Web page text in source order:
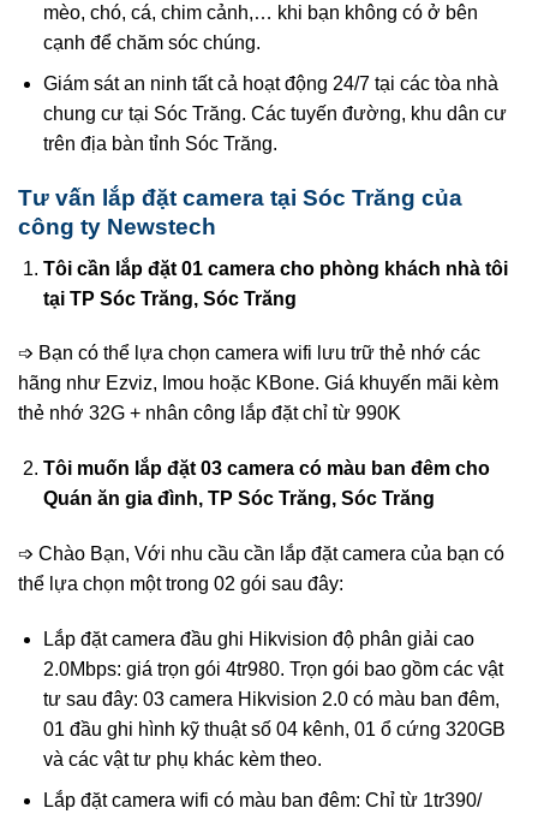
mèo, chó, cá, chim cảnh,… khi bạn không có ở bên
cạnh để chăm sóc chúng.
Giám sát an ninh tất cả hoạt động 24/7 tại các tòa nhà
chung cư tại Sóc Trăng. Các tuyến đường, khu dân cư
trên địa bàn tỉnh Sóc Trăng.
Tư vấn lắp đặt camera tại Sóc Trăng của
công ty Newstech
Tôi cần lắp đặt 01 camera cho phòng khách nhà tôi
tại TP Sóc Trăng, Sóc Trăng
➩ Bạn có thể lựa chọn camera wifi lưu trữ thẻ nhớ các
hãng như Ezviz, Imou hoặc KBone. Giá khuyến mãi kèm
thẻ nhớ 32G + nhân công lắp đặt chỉ từ 990K
Tôi muốn lắp đặt 03 camera có màu ban đêm cho
Quán ăn gia đình, TP Sóc Trăng, Sóc Trăng
➩ Chào Bạn, Với nhu cầu cần lắp đặt camera của bạn có
thể lựa chọn một trong 02 gói sau đây:
Lắp đặt camera đầu ghi Hikvision độ phân giải cao
2.0Mbps: giá trọn gói 4tr980. Trọn gói bao gồm các vật
tư sau đây: 03 camera Hikvision 2.0 có màu ban đêm,
01 đầu ghi hình kỹ thuật số 04 kênh, 01 ổ cứng 320GB
và các vật tư phụ khác kèm theo.
Lắp đặt camera wifi có màu ban đêm: Chỉ từ 1tr390/